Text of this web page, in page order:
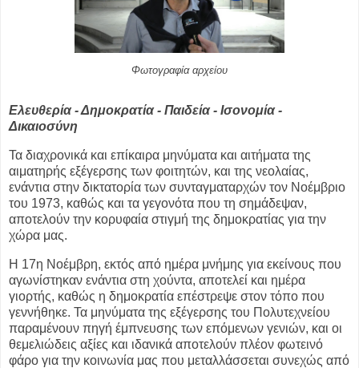
Φωτογραφία αρχείου
Ελευθερία - Δημοκρατία - Παιδεία - Ισονομία -
Δικαιοσύνη
Τα διαχρονικά και επίκαιρα μηνύματα και αιτήματα της
αιματηρής εξέγερσης των φοιτητών, και της νεολαίας,
ενάντια στην δικτατορία των συνταγματαρχών τον Νοέμβριο
του 1973, καθώς και τα γεγονότα που τη σημάδεψαν,
αποτελούν την κορυφαία στιγμή της δημοκρατίας για την
χώρα μας.
Η 17η Νοέμβρη, εκτός από ημέρα μνήμης για εκείνους που
αγωνίστηκαν ενάντια στη χούντα, αποτελεί και ημέρα
γιορτής, καθώς η δημοκρατία επέστρεψε στον τόπο που
γεννήθηκε. Τα μηνύματα της εξέγερσης του Πολυτεχνείου
παραμένουν πηγή έμπνευσης των επόμενων γενιών, και οι
θεμελιώδεις αξίες και ιδανικά αποτελούν πλέον φωτεινό
φάρο για την κοινωνία μας που μεταλλάσσεται συνεχώς από